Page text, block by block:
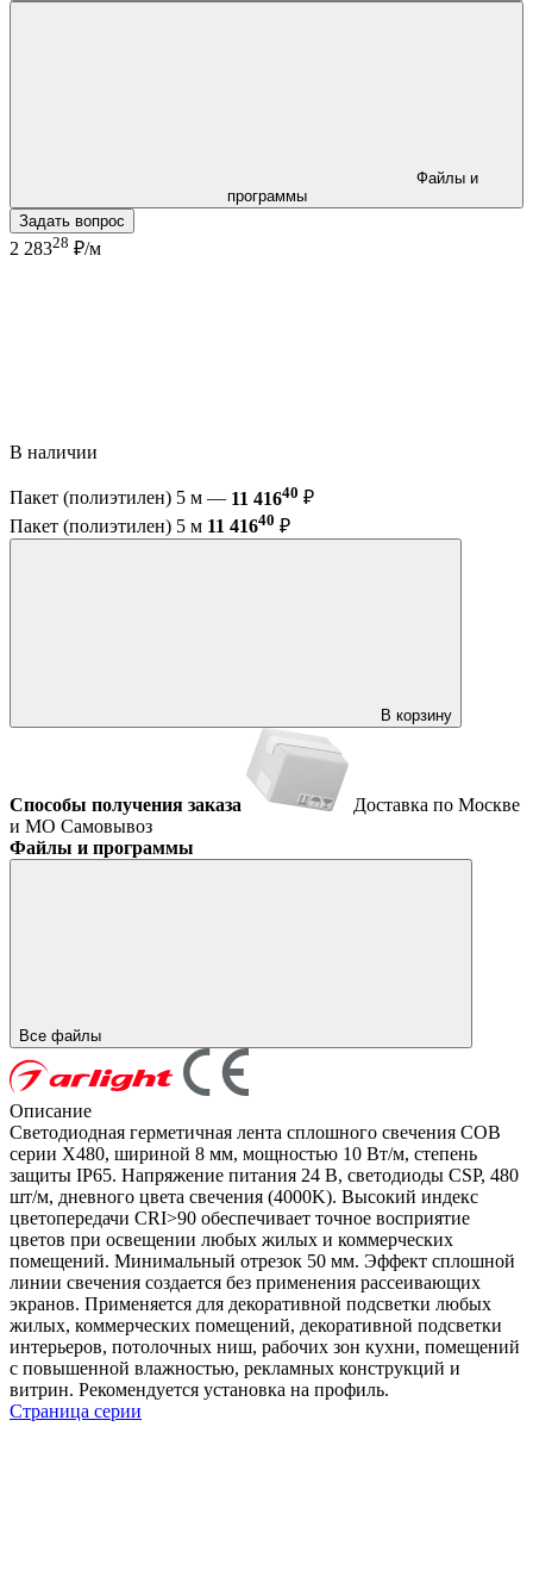
программы
Задать вопрос
2 28328 ₽/м
В наличии
Пакет (полиэтилен) 5 м — 11 41640 ₽
Пакет (полиэтилен) 5 м 11 41640 ₽
В корзину
Способы получения заказа
Доставка по Москве
и МО Самовывоз
Файлы и программы
Все файлы
Описание
Светодиодная герметичная лента сплошного свечения COB
серии X480, шириной 8 мм, мощностью 10 Вт/м, степень
защиты IP65. Напряжение питания 24 В, светодиоды CSP, 480
шт/м, дневного цвета свечения (4000K). Высокий индекс
цветопередачи CRI>90 обеспечивает точное восприятие
цветов при освещении любых жилых и коммерческих
помещений. Минимальный отрезок 50 мм. Эффект сплошной
линии свечения создается без применения рассеивающих
экранов. Применяется для декоративной подсветки любых
жилых, коммерческих помещений, декоративной подсветки
интерьеров, потолочных ниш, рабочих зон кухни, помещений
с повышенной влажностью, рекламных конструкций и
витрин. Рекомендуется установка на профиль.
Страница серии